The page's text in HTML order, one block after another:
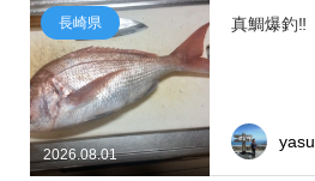
2026.08.01
長崎県 真鯛爆釣‼
yasu